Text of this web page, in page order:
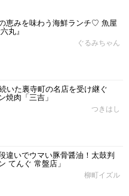
恵みを味わう海鮮ランチ♡ 魚屋
丸』
ぐるみちゃん
続いた裏寺町の名店を受け継ぐ
焼肉「三吉」
つきはし
違いでウマい豚骨醤油！太鼓判
てんぐ 常盤店」
柳町イズル